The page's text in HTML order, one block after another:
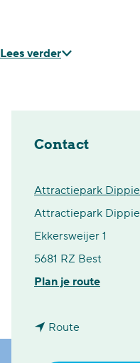
Lees verder
Contact
Attractiepark
Attractiepark
Ekkersweijer 1
5681 RZ Best
Plan je routen
Route